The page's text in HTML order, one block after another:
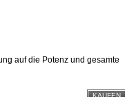
auf die Potenz und gesamte